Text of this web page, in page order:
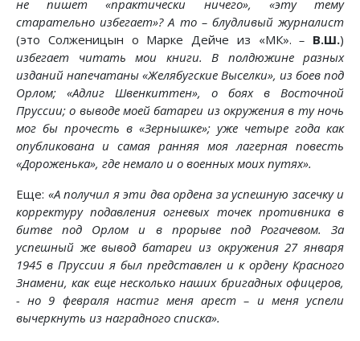
не пишет «практически ничего», «эту тему
старательно избегает»? А то – блудливый журналист
(это Солженицын о Марке Дейче из «МК». – В.Ш.)
избегает читать мои книги. В полдюжине разных
изданий напечатаны «Желябугские Выселки», из боев под
Орлом; «Адлиг Швенкиттен», о боях в Восточной
Пруссии; о выводе моей батареи из окружения в ту ночь
мог бы прочесть в «Зернышке»; уже четыре года как
опубликована и самая ранняя моя лагерная повесть
«Дороженька», где немало и о военных моих путях».
Еще: «А получил я эти два ордена за успешную засечку и
корректуру подавления огневых точек противника в
битве под Орлом и в прорыве под Рогачевом. За
успешный же вывод батареи из окружения 27 января
1945 в Пруссии я был представлен и к ордену Красного
Знамени, как еще несколько наших бригадных офицеров,
- но 9 февраля настиг меня арест – и меня успели
вычеркнуть из наградного списка».